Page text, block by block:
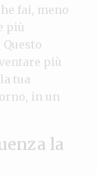
fai, meno
più
più
tua
in un
la